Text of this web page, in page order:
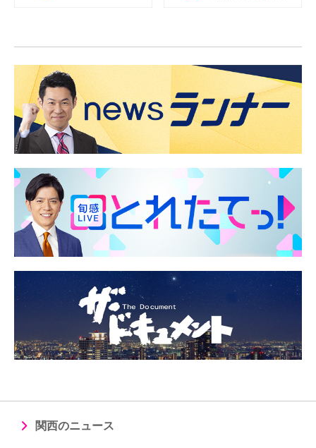
関西のニュース